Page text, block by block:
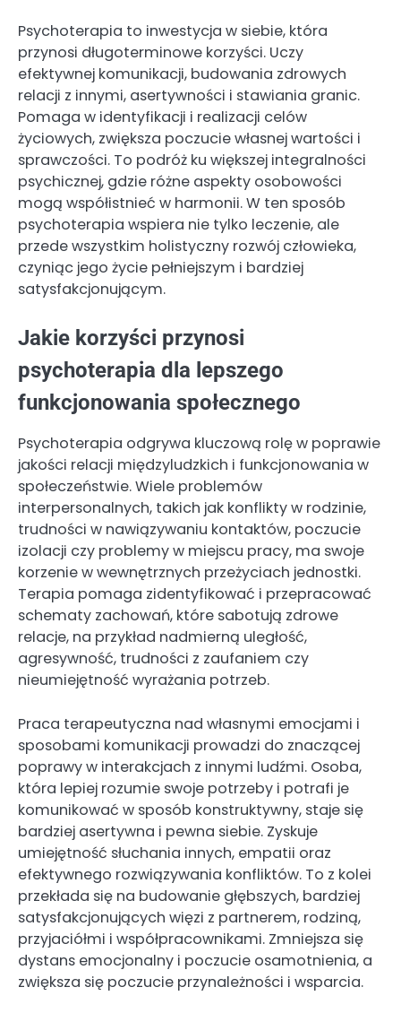
Psychoterapia to inwestycja w siebie, która
przynosi długoterminowe korzyści. Uczy
efektywnej komunikacji, budowania zdrowych
relacji z innymi, asertywności i stawiania granic.
Pomaga w identyfikacji i realizacji celów
życiowych, zwiększa poczucie własnej wartości i
sprawczości. To podróż ku większej integralności
psychicznej, gdzie różne aspekty osobowości
mogą współistnieć w harmonii. W ten sposób
psychoterapia wspiera nie tylko leczenie, ale
przede wszystkim holistyczny rozwój człowieka,
czyniąc jego życie pełniejszym i bardziej
satysfakcjonującym.
Jakie korzyści przynosi
psychoterapia dla lepszego
funkcjonowania społecznego
Psychoterapia odgrywa kluczową rolę w poprawie
jakości relacji międzyludzkich i funkcjonowania w
społeczeństwie. Wiele problemów
interpersonalnych, takich jak konflikty w rodzinie,
trudności w nawiązywaniu kontaktów, poczucie
izolacji czy problemy w miejscu pracy, ma swoje
korzenie w wewnętrznych przeżyciach jednostki.
Terapia pomaga zidentyfikować i przepracować
schematy zachowań, które sabotują zdrowe
relacje, na przykład nadmierną uległość,
agresywność, trudności z zaufaniem czy
nieumiejętność wyrażania potrzeb.
Praca terapeutyczna nad własnymi emocjami i
sposobami komunikacji prowadzi do znaczącej
poprawy w interakcjach z innymi ludźmi. Osoba,
która lepiej rozumie swoje potrzeby i potrafi je
komunikować w sposób konstruktywny, staje się
bardziej asertywna i pewna siebie. Zyskuje
umiejętność słuchania innych, empatii oraz
efektywnego rozwiązywania konfliktów. To z kolei
przekłada się na budowanie głębszych, bardziej
satysfakcjonujących więzi z partnerem, rodziną,
przyjaciółmi i współpracownikami. Zmniejsza się
dystans emocjonalny i poczucie osamotnienia, a
zwiększa się poczucie przynależności i wsparcia.